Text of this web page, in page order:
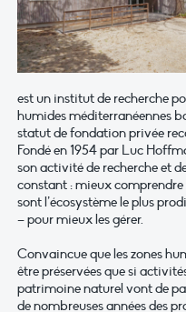
est un institut de recherche
humides méditerranéennes
statut de fondation privée
Fondé en 1954 par Luc
son activité de recherche et
constant : mieux comprendre
sont l’écosystème le plus
– pour mieux les gérer.
Convaincue que les zones
être préservées que si
patrimoine naturel vont de
de nombreuses années des